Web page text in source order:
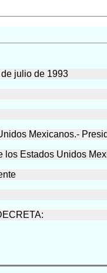
julio de 1993
Mexicanos.-
Estados Unidos